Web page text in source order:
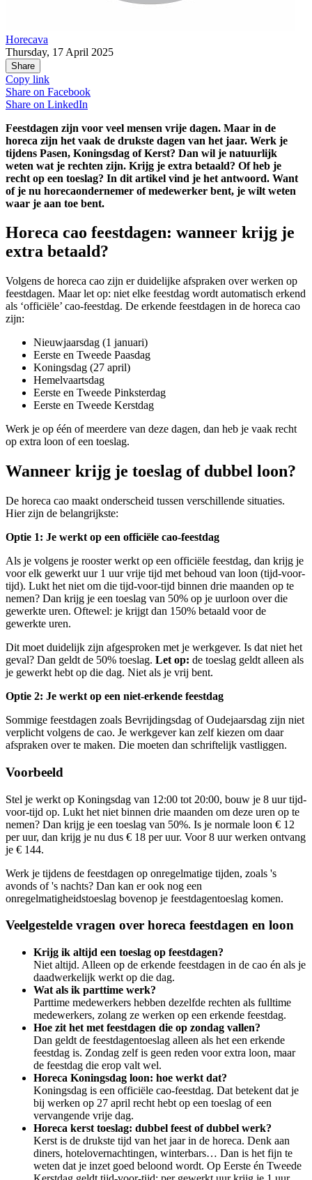
Horecava
Thursday, 17 April 2025
Share
Copy link
Share on Facebook
Share on LinkedIn
Feestdagen zijn voor veel mensen vrije dagen. Maar in de
horeca zijn het vaak de drukste dagen van het jaar. Werk je
tijdens Pasen, Koningsdag of Kerst? Dan wil je natuurlijk
weten wat je rechten zijn. Krijg je extra betaald? Of heb je
recht op een toeslag? In dit artikel vind je het antwoord. Want
of je nu horecaondernemer of medewerker bent, je wilt weten
waar je aan toe bent.
Horeca cao feestdagen: wanneer krijg je
extra betaald?
Volgens de horeca cao zijn er duidelijke afspraken over werken op
feestdagen. Maar let op: niet elke feestdag wordt automatisch erkend
als ‘officiële’ cao-feestdag. De erkende feestdagen in de horeca cao
zijn:
Nieuwjaarsdag (1 januari)
Eerste en Tweede Paasdag
Koningsdag (27 april)
Hemelvaartsdag
Eerste en Tweede Pinksterdag
Eerste en Tweede Kerstdag
Werk je op één of meerdere van deze dagen, dan heb je vaak recht
op extra loon of een toeslag.
Wanneer krijg je toeslag of dubbel loon?
De horeca cao maakt onderscheid tussen verschillende situaties.
Hier zijn de belangrijkste:
Optie 1: Je werkt op een officiële cao-feestdag
Als je volgens je rooster werkt op een officiële feestdag, dan krijg je
voor elk gewerkt uur 1 uur vrije tijd met behoud van loon (tijd-voor-
tijd). Lukt het niet om die tijd-voor-tijd binnen drie maanden op te
nemen? Dan krijg je een toeslag van 50% op je uurloon over die
gewerkte uren. Oftewel: je krijgt dan 150% betaald voor de
gewerkte uren.
Dit moet duidelijk zijn afgesproken met je werkgever. Is dat niet het
geval? Dan geldt de 50% toeslag. Let op: de toeslag geldt alleen als
je gewerkt hebt op die dag. Niet als je vrij bent.
Optie 2: Je werkt op een niet-erkende feestdag
Sommige feestdagen zoals Bevrijdingsdag of Oudejaarsdag zijn niet
verplicht volgens de cao. Je werkgever kan zelf kiezen om daar
afspraken over te maken. Die moeten dan schriftelijk vastliggen.
Voorbeeld
Stel je werkt op Koningsdag van 12:00 tot 20:00, bouw je 8 uur tijd-
voor-tijd op. Lukt het niet binnen drie maanden om deze uren op te
nemen? Dan krijg je een toeslag van 50%. Is je normale loon € 12
per uur, dan krijg je nu dus € 18 per uur. Voor 8 uur werken ontvang
je € 144.
Werk je tijdens de feestdagen op onregelmatige tijden, zoals 's
avonds of 's nachts? Dan kan er ook nog een
onregelmatigheidstoeslag bovenop je feestdagentoeslag komen.
Veelgestelde vragen over horeca feestdagen en loon
Krijg ik altijd een toeslag op feestdagen?
Niet altijd. Alleen op de erkende feestdagen in de cao én als je
daadwerkelijk werkt op die dag.
Wat als ik parttime werk?
Parttime medewerkers hebben dezelfde rechten als fulltime
medewerkers, zolang ze werken op een erkende feestdag.
Hoe zit het met feestdagen die op zondag vallen?
Dan geldt de feestdagentoeslag alleen als het een erkende
feestdag is. Zondag zelf is geen reden voor extra loon, maar
de feestdag die erop valt wel.
Horeca Koningsdag loon: hoe werkt dat?
Koningsdag is een officiële cao-feestdag. Dat betekent dat je
bij werken op 27 april recht hebt op een toeslag of een
vervangende vrije dag.
Horeca kerst toeslag: dubbel feest of dubbel werk?
Kerst is de drukste tijd van het jaar in de horeca. Denk aan
diners, hotelovernachtingen, winterbars… Dan is het fijn te
weten dat je inzet goed beloond wordt. Op Eerste én Tweede